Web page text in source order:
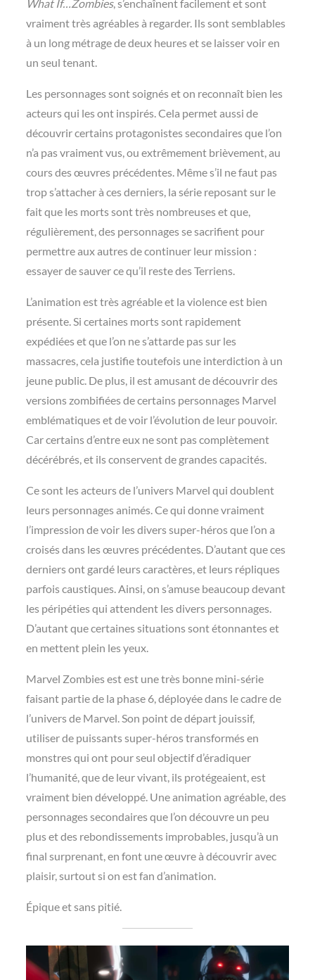
What If…Zombies, s’enchaînent facilement et sont
vraiment très agréables à regarder. Ils sont semblables
à un long métrage de deux heures et se laisser voir en
un seul tenant.
Les personnages sont soignés et on reconnaît bien les
acteurs qui les ont inspirés. Cela permet aussi de
découvrir certains protagonistes secondaires que l’on
n’a pas vraiment vus, ou extrêmement brièvement, au
cours des œuvres précédentes. Même s’il ne faut pas
trop s’attacher à ces derniers, la série reposant sur le
fait que les morts sont très nombreuses et que,
régulièrement, des personnages se sacrifient pour
permettre aux autres de continuer leur mission :
essayer de sauver ce qu’il reste des Terriens.
L’animation est très agréable et la violence est bien
présente. Si certaines morts sont rapidement
expédiées et que l’on ne s’attarde pas sur les
massacres, cela justifie toutefois une interdiction à un
jeune public. De plus, il est amusant de découvrir des
versions zombifiées de certains personnages Marvel
emblématiques et de voir l’évolution de leur pouvoir.
Car certains d’entre eux ne sont pas complètement
décérébrés, et ils conservent de grandes capacités.
Ce sont les acteurs de l’univers Marvel qui doublent
leurs personnages animés. Ce qui donne vraiment
l’impression de voir les divers super-héros que l’on a
croisés dans les œuvres précédentes. D’autant que ces
derniers ont gardé leurs caractères, et leurs répliques
parfois caustiques. Ainsi, on s’amuse beaucoup devant
les péripéties qui attendent les divers personnages.
D’autant que certaines situations sont étonnantes et
en mettent plein les yeux.
Marvel Zombies est est une très bonne mini-série
faisant partie de la phase 6, déployée dans le cadre de
l’univers de Marvel. Son point de départ jouissif,
utiliser de puissants super-héros transformés en
monstres qui ont pour seul objectif d’éradiquer
l’humanité, que de leur vivant, ils protégeaient, est
vraiment bien développé. Une animation agréable, des
personnages secondaires que l’on découvre un peu
plus et des rebondissements improbables, jusqu’à un
final surprenant, en font une œuvre à découvrir avec
plaisir, surtout si on est fan d’animation.
Épique et sans pitié.